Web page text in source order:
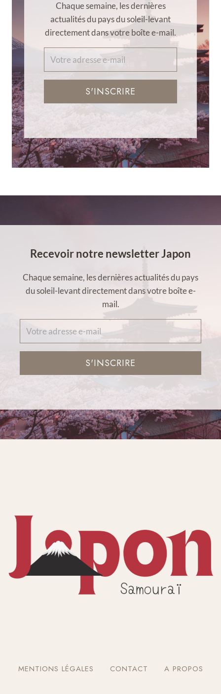
Chaque semaine, les dernières
actualités du pays du soleil-levant
directement dans votre boîte e-mail.
S'INSCRIRE
Recevoir notre newsletter Japon
Chaque semaine, les dernières actualités du pays
du soleil-levant directement dans votre boîte e-
mail.
S'INSCRIRE
MENTIONS LÉGALES CONTACT A PROPOS